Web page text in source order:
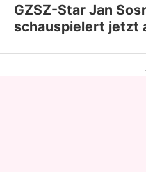
GZSZ-Star Jan
schauspielert jetzt